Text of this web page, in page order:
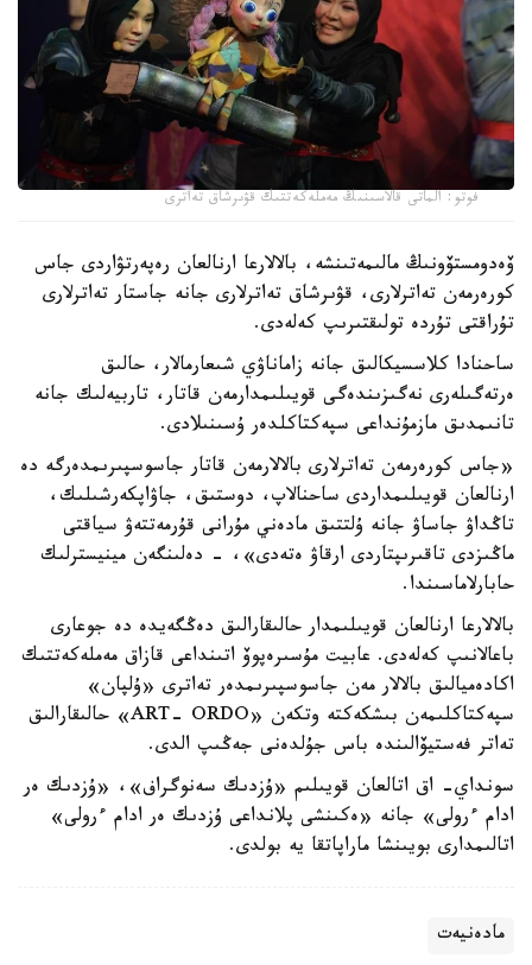
فوتو: الماتى قالاسىنىڭ مەملەكەتتىك قۋىرشاق تەاترى
ۆەدومستۆونىڭ مالىمەتىنشە، بالالارعا ارنالعان رەپەرتۋاردى جاس
كورەرمەن تەاترلارى، قۋىرشاق تەاترلارى جانە جاستار تەاترلارى
تۇراقتى تۇردە تولىقتىرىپ كەلەدى.
ساحنادا كلاسسيكالىق جانە زاماناۋي شىعارمالار، حالىق
ەرتەگىلەرى نەگىزىندەگى قويىلىمدارمەن قاتار، تاربيەلىك جانە
تانىمدىق مازمۇنداعى سپەكتاكلدەر ۇسىنىلادى.
«جاس كورەرمەن تەاترلارى بالالارمەن قاتار جاسوسپىرىمدەرگە دە
ارنالعان قويىلىمداردى ساحنالاپ، دوستىق، جاۋاپكەرشىلىك،
تاڭداۋ جاساۋ جانە ۇلتتىق مادەني مۇرانى قۇرمەتتەۋ سياقتى
ماڭىزدى تاقىرىپتاردى ارقاۋ ەتەدى»، - دەلىنگەن مينيسترلىك
حابارلاماسىندا.
بالالارعا ارنالعان قويىلىمدار حالىقارالىق دەڭگەيدە دە جوعارى
باعالانىپ كەلەدى. عابيت مۇسىرەپوۆ اتىنداعى قازاق مەملەكەتتىك
اكادەميالىق بالالار مەن جاسوسپىرىمدەر تەاترى «ۇلپان»
سپەكتاكلىمەن بىشكەكتە وتكەن «ART- ORDO» حالىقارالىق
تەاتر فەستيۆالىندە باس جۇلدەنى جەڭىپ الدى.
سونداي- اق اتالعان قويىلىم «ۇزدىك سەنوگراف»، «ۇزدىك ەر
ادام ءرولى» جانە «ەكىنشى پلانداعى ۇزدىك ەر ادام ءرولى»
اتالىمدارى بويىنشا ماراپاتقا يە بولدى.
مادەنيەت